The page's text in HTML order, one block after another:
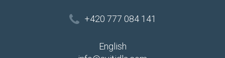
+420 777 084 141
English